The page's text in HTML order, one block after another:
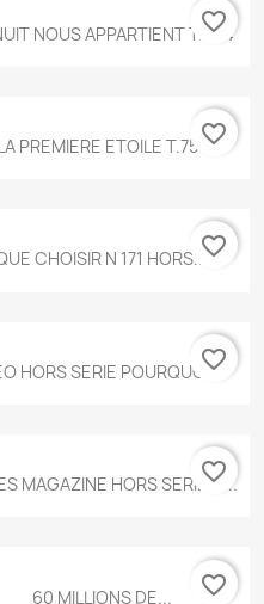
Aperçu rapide
NOUS APPARTIENT T.634
favorite_border
Aperçu rapide
PREMIERE ETOILE T.755favorite_border
Aperçu rapide
CHOISIR N 171 HORS...favorite_border
Aperçu rapide
HORS SERIE POURQUOI...
favorite_border
Aperçu rapide
MAGAZINE HORS SERIE N...
favorite_border
Aperçu rapide
60 MILLIONS DE... favorite_border